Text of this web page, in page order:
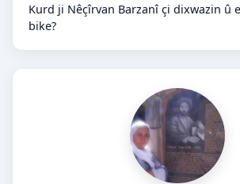
Kurd ji Nêçîrvan Barzanî çi dixwazin û
bike?